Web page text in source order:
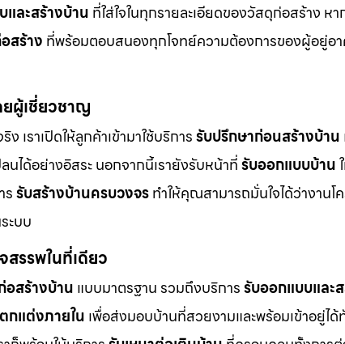
ละสร้างบ้าน ที่ใส่ใจในทุกรายละเอียดของวัสดุก่อสร้าง ห
สร้าง ที่พร้อมตอบสนองทุกโจทย์ความต้องการของผู้อยู่อา
ผู้เชี่ยวชาญ
เราเปิดให้ลูกค้าเข้ามาใช้บริการรับปรึกษาก่อนสร้างบ้าน
ได้อย่างอิสระ นอกจากนี้เรายังรับหน้าที่รับออกแบบบ้าน
รรับสร้างบ้านครบวงจรทำให้คุณสามารถมั่นใจได้ว่างาน
ะบบ
สรรพในที่เดียว
อสร้างบ้าน แบบมาตรฐาน รวมถึงบริการรับออกแบบและ
กแต่งภายใน เพื่อส่งมอบบ้านที่สวยงามและพร้อมเข้าอยู่